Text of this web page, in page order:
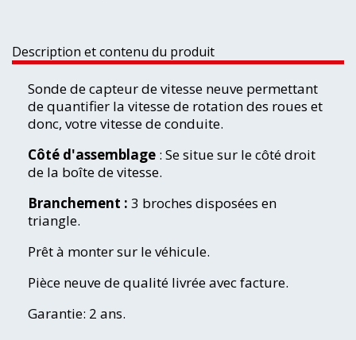
Description et contenu du produit
Sonde de capteur de vitesse neuve permettant
de quantifier la vitesse de rotation des roues et
donc, votre vitesse de conduite.
Côté d'assemblage : Se situe sur le côté droit
de la boîte de vitesse.
Branchement : 3 broches disposées en
triangle.
Prêt à monter sur le véhicule.
Pièce neuve de qualité livrée avec facture.
Garantie: 2 ans.